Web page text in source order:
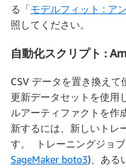
る「モデルフィット : ア
照してください。
自動化スクリプト :
CSV データを置き換え
更新データセットを使用
ルアーティファクトを作
新するには、新しいトレ
す。 トレーニングジョブ
SageMaker boto3)、ある